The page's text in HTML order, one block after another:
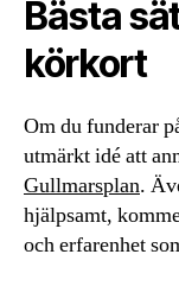
Bästa
körkort
Om du funderar
utmärkt idé att
Gullmarsplan.
hjälpsamt,
och erfarenhet